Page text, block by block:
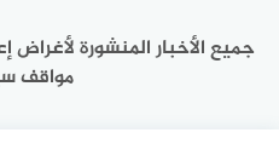
جميع الأخبار المنشورة
مواقف